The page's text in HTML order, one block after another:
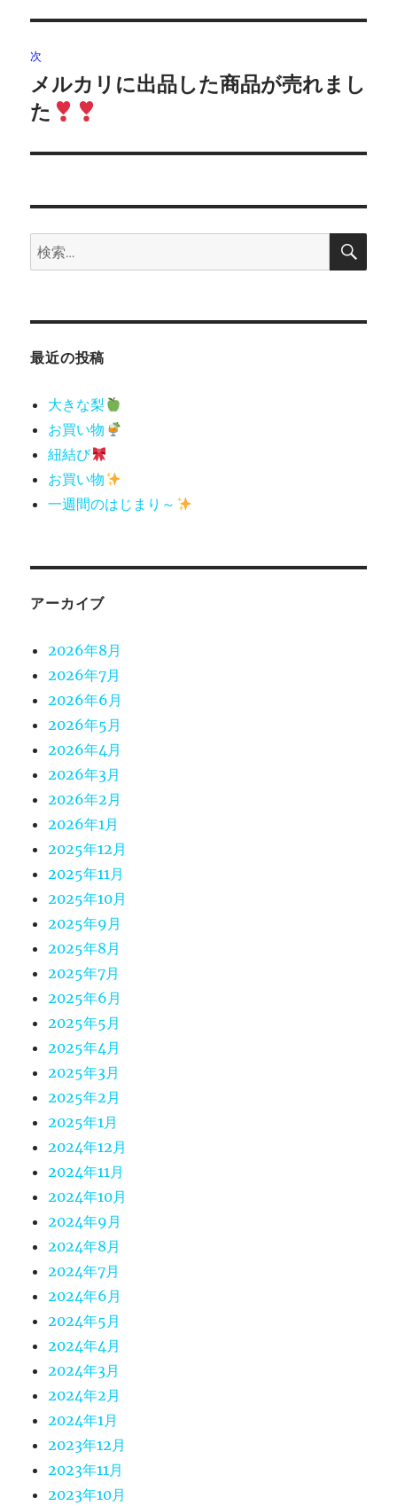
ビ
ゲ
ー
シ
ン
稿:
次
次
の
稿:
メルカリに出品した商品が売れまし
た
検
索:
検
最近の投稿
大きな梨
お買い物
紐結び
お買い物
一週間のはじまり～
アーカイブ
2026年8月
2026年7月
2026年6月
2026年5月
2026年4月
2026年3月
2026年2月
2026年1月
2025年12月
2025年11月
2025年10月
2025年9月
2025年8月
2025年7月
2025年6月
2025年5月
2025年4月
2025年3月
2025年2月
2025年1月
2024年12月
2024年11月
2024年10月
2024年9月
2024年8月
2024年7月
2024年6月
2024年5月
2024年4月
2024年3月
2024年2月
2024年1月
2023年12月
2023年11月
2023年10月